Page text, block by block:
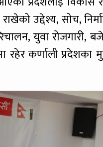
उद्देश्य, सोच,
युवा रोजगारी,
कर्णाली प्रदेशका